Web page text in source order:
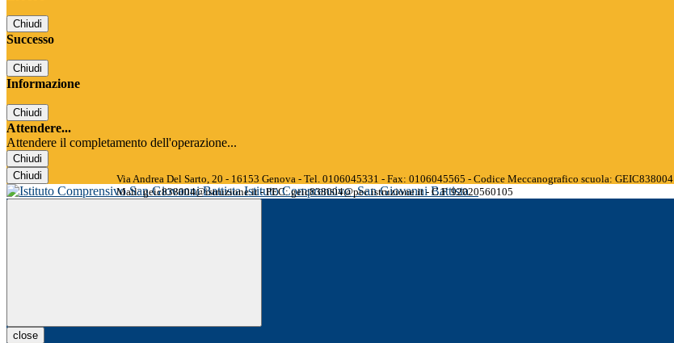
Chiudi
Successo
Chiudi
Informazione
Chiudi
Attendere...
Attendere il completamento dell'operazione...
Chiudi
Chiudi
Istituto Comprensivo San Giovanni Battista
Via Andrea Del Sarto, 20 - 16153 Genova - Tel. 0106045331 - Fax: 0106045565 - Codice Meccanografico scuola: GEIC838004
Mail: geic838004@istruzione.it - PEC: geic838004@pec.istruzione.it - C.F. 92020560105
close